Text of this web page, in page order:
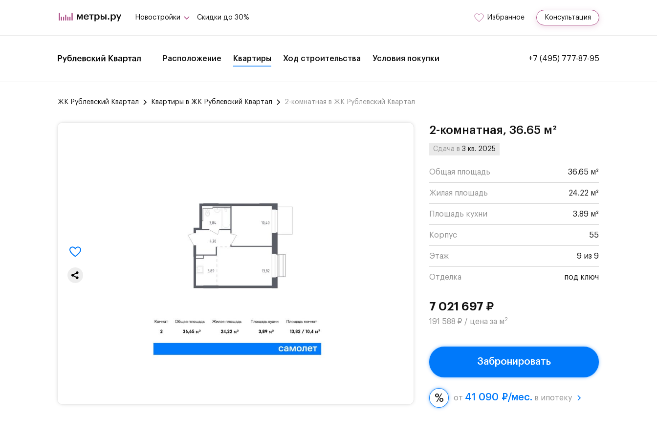
Новостройки Скидки до 30% Избранное Консультация
Расположение Квартиры Ход строительства Условия покупки +7 (495) 777-87-95
ЖК Рублевский Квартал Квартиры в ЖК Рублевский Квартал 2-комнатная в ЖК Рублевский Квартал
2-комнатная, 36.65 м²
Сдача в3 кв. 2025
Общая площадь 36.65 м²
Жилая площадь 24.22 м²
Площадь кухни 3.89 м²
Корпус 55
Этаж 9 из 9
Отделка под ключ
7 021 697 ₽
191 588 ₽ / цена за м2
Забронировать
от 41 090 ₽/мес. в ипотеку